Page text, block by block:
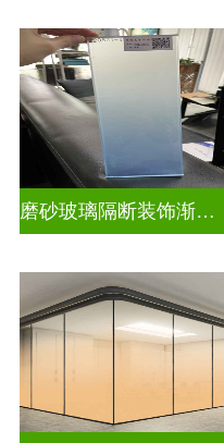
磨砂玻璃隔断装饰渐变隔断装饰玻璃